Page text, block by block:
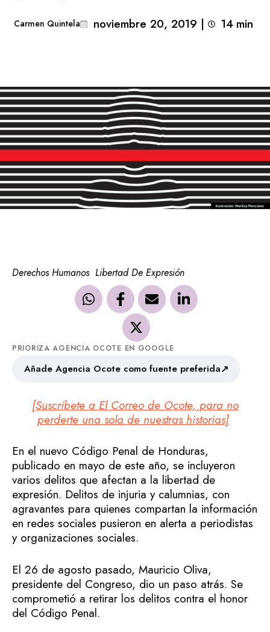
Carmen Quintela noviembre 20, 2019 | 14 min
Derechos Humanos Libertad De Expresión
PRIORIZA AGENCIA OCOTE EN GOOGLE
Añade Agencia Ocote como fuente preferida↗
[Suscríbete a El Correo de Ocote, para no
perderte una sola de nuestras historias]
En el nuevo Código Penal de Honduras,
publicado en mayo de este año, se incluyeron
varios delitos que afectan a la libertad de
expresión. Delitos de injuria y calumnias, con
agravantes para quienes compartan la información
en redes sociales pusieron en alerta a periodistas
y organizaciones sociales.
El 26 de agosto pasado, Mauricio Oliva,
presidente del Congreso, dio un paso atrás. Se
comprometió a retirar los delitos contra el honor
del Código Penal.